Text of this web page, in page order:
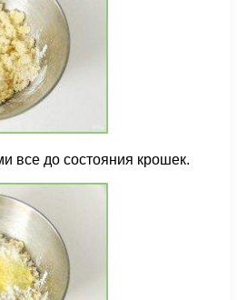
все до состояния крошек.